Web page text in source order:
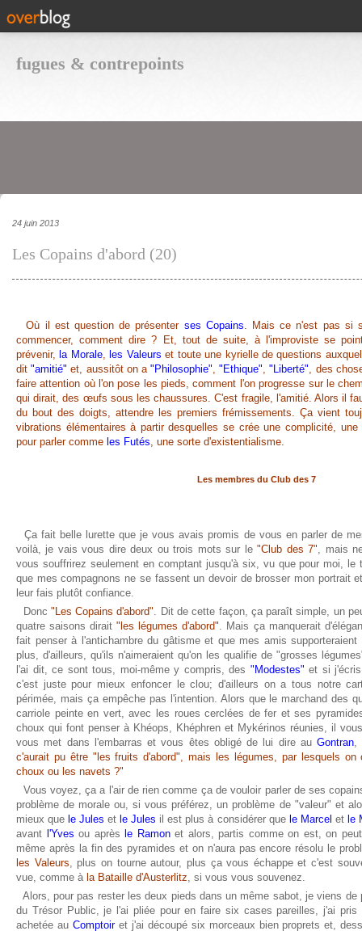
fugues & contrepoints
24 juin 2013
Les Copains d'abord (20)
Où il est question de présenter ses Copains. Mais ce n'est pas si
commencer, comment dire ? Et, tout de suite, à l'improviste se
prévenir, la Morale, les Valeurs et toute une kyrielle de questions
dit "amitié" et, aussitôt on a "Philosophie", "Ethique", "Liberté", des
faire attention où l'on pose les pieds, comment l'on progresse sur le
qui dirait, des œufs sous les chaussures. C'est fragile, l'amitié. Alors il
du bout des doigts, attendre les premiers frémissements. Ça vient
vibrations élémentaires à partir desquelles se crée une complicité,
pour parler comme les Futés, une sorte d'existentialisme.
Les membres du Club des 7
Ça fait belle lurette que je vous avais promis de vous en parler de
voilà, je vais vous dire deux ou trois mots sur le"Club des 7", mais
vous souffrirez seulement en comptant jusqu'à six, vu que pour moi,
que mes compagnons ne se fassent un devoir de brosser mon portrait
leur fais plutôt confiance.
Donc "Les Copains d'abord". Dit de cette façon, ça paraît simple, un
quatre saisons dirait"les légumes d'abord". Mais ça manquerait
fait penser à l'antichambre du gâtisme et que mes amis
plus, d'ailleurs, qu'ils n'aimeraient qu'on les qualifie de "grosses
l'ai dit, ce sont tous, moi-même y compris, des "Modestes" et si
c'est juste pour mieux enfoncer le clou; d'ailleurs on a tous notre
périmée, mais ça empêche pas l'intention. Alors que le marchand des
carriole peinte en vert, avec les roues cerclées de fer et ses
choux qui font penser à Khéops, Khéphren et Mykérinos réunies, il
vous met dans l'embarras et vous êtes obligé de lui dire au Gontran,
c'aurait pu être "les fruits d'abord", mais les légumes, par lesquels on
choux ou les navets ?"
Vous voyez, ça a l'air de rien comme ça de vouloir parler de ses
problème de morale ou, si vous préférez, un problème de "valeur" et
mieux que le Jules et le Jules il est plus à considérer que le Marcel et le
avant l'Yves ou après le Ramonet alors, partis comme on est, on
même après la fin des pyramides et on n'aura pas encore résolu le
les Valeurs, plus on tourne autour, plus ça vous échappe et c'est
vue, comme à la Bataille d'Austerlitz, si vous vous souvenez.
Alors, pour pas rester les deux pieds dans un même sabot, je viens de
du Trésor Public, je l'ai pliée pour en faire six cases pareilles, j'ai
achetée au Comptoiret j'ai découpé six morceaux bien proprets et,